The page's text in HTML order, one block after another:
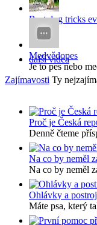
Best dog tricks
Medvědopes
Je to pes nebo
další videa
Zajímavosti Ty
Proč je Česká
Denně čteme
Na co by neměl
Na co by neměl
Ohlávky a
Máte psa, který